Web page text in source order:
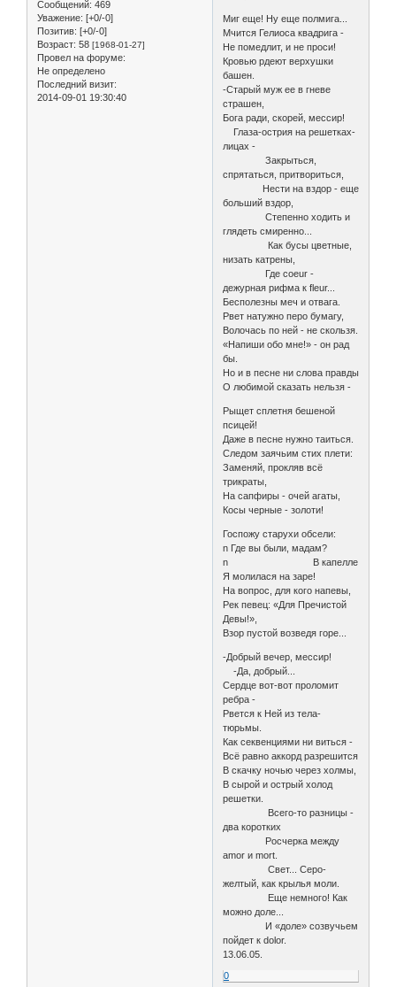
Сообщений: 469
Уважение: [+0/-0]
Позитив: [+0/-0]
Возраст: 58 [1968-01-27]
Провел на форуме:
Не определено
Последний визит:
2014-09-01 19:30:40
Миг еще! Ну еще полмига...
Мчится Гелиоса квадрига -
Не помедлит, и не проси!
Кровью рдеют верхушки
башен.
-Старый муж ее в гневе
страшен,
Бога ради, скорей, мессир!
Глаза-острия на решетках-
лицах -
Закрыться,
спрятаться, притвориться,
Нести на вздор - еще
больший вздор,
Степенно ходить и
глядеть смиренно...
Как бусы цветные,
низать катрены,
Где coeur -
дежурная рифма к fleur...
Бесполезны меч и отвага.
Рвет натужно перо бумагу,
Волочась по ней - не скользя.
«Напиши обо мне!» - он рад
бы.
Но и в песне ни слова правды
О любимой сказать нельзя -
Рыщет сплетня бешеной
псицей!
Даже в песне нужно таиться.
Следом заячьим стих плети:
Заменяй, прокляв всё
трикраты,
На сапфиры - очей агаты,
Косы черные - золоти!
Госпожу старухи обсели:
n Где вы были, мадам?
n В капелле
Я молилася на заре!
На вопрос, для кого напевы,
Рек певец: «Для Пречистой
Девы!»,
Взор пустой возведя горе...
-Добрый вечер, мессир!
-Да, добрый...
Сердце вот-вот проломит
ребра -
Рвется к Ней из тела-
тюрьмы.
Как секвенциями ни виться -
Всё равно аккорд разрешится
В скачку ночью через холмы,
В сырой и острый холод
решетки.
Всего-то разницы -
два коротких
Росчерка между
amor и mort.
Свет... Серо-
желтый, как крылья моли.
Еще немного! Как
можно доле...
И «доле» созвучьем
пойдет к dolor.
13.06.05.
0